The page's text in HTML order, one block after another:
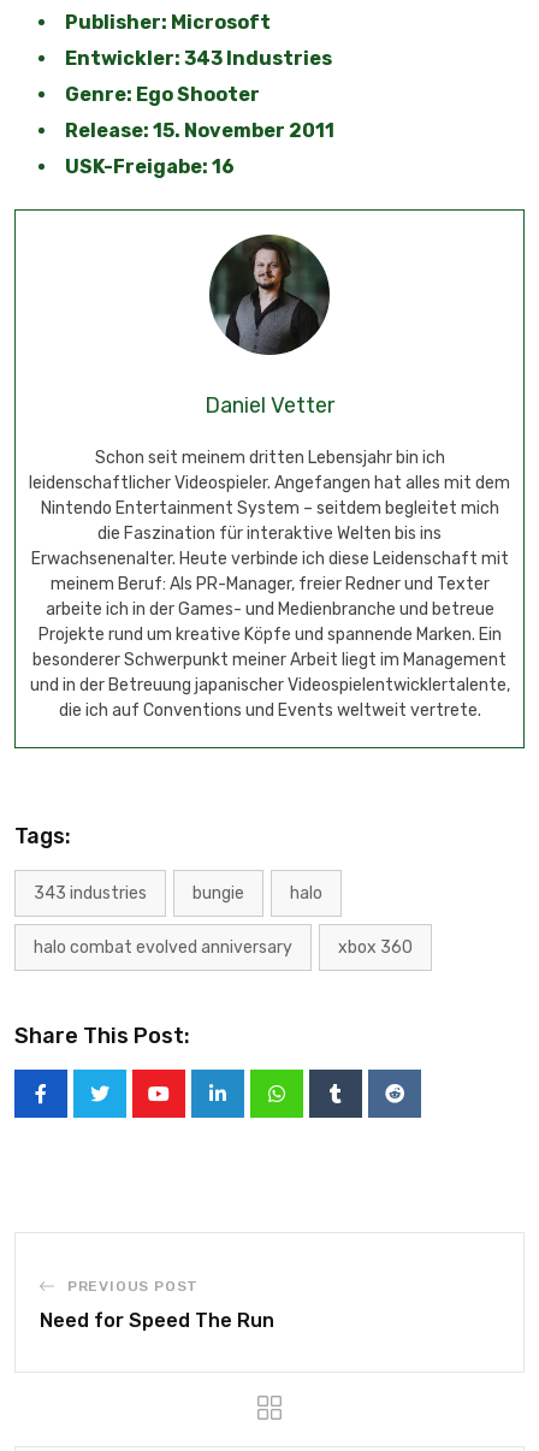
Publisher: Microsoft
Entwickler: 343 Industries
Genre: Ego Shooter
Release: 15. November 2011
USK-Freigabe: 16
Daniel Vetter
Schon seit meinem dritten Lebensjahr bin ich
leidenschaftlicher Videospieler. Angefangen hat alles mit dem
Nintendo Entertainment System – seitdem begleitet mich
die Faszination für interaktive Welten bis ins
Erwachsenenalter. Heute verbinde ich diese Leidenschaft mit
meinem Beruf: Als PR-Manager, freier Redner und Texter
arbeite ich in der Games- und Medienbranche und betreue
Projekte rund um kreative Köpfe und spannende Marken. Ein
besonderer Schwerpunkt meiner Arbeit liegt im Management
und in der Betreuung japanischer Videospielentwicklertalente,
die ich auf Conventions und Events weltweit vertrete.
Tags:
343 industries bungie halo
halo combat evolved anniversary xbox 360
Share This Post:
PREVIOUS POST
Need for Speed The Run